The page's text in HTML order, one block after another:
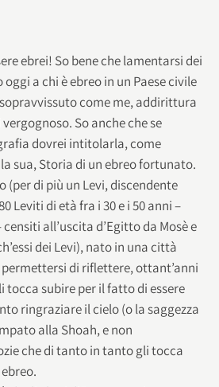
ebrei! So bene che lamentarsi dei
a chi è ebreo in un Paese civile
come me, addirittura
So anche che se
dovrei intitolarla, come
sua, Storia di un ebreo fortunato.
(per di più un Levi, discendente
Leviti di età fra i 30 e i 50 anni –
all’uscita d’Egitto da Mosè e
dei Levi), nato in una città
permettersi di riflettere, ottant’anni
tocca subire per il fatto di essere
ringraziare il cielo (o la saggezza
alla Shoah, e non
che di tanto in tanto gli tocca